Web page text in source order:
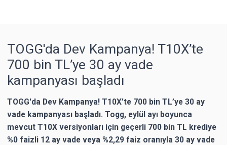
TOGG'da Dev Kampanya! T10X’te
700 bin TL’ye 30 ay vade
kampanyası başladı
TOGG'da Dev Kampanya! T10X’te 700 bin TL’ye 30 ay
vade kampanyası başladı. Togg, eylül ayı boyunca
mevcut T10X versiyonları için geçerli 700 bin TL krediye
%0 faizli 12 ay vade veya %2,29 faiz oranıyla 30 ay vade